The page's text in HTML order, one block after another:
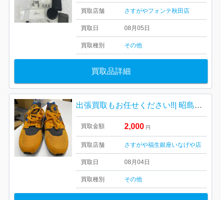
買取店舗 さすがやフォンテ秋田店
買取日 08月05日
買取種別 その他
買取品詳細
出張買取もお任せください‼︎| 昭島市福島町 | ナイキのスポーツシューズおまとめ
買取金額 2,000 円
買取店舗 さすがや福生銀座いなげや店
買取日 08月04日
買取種別 その他